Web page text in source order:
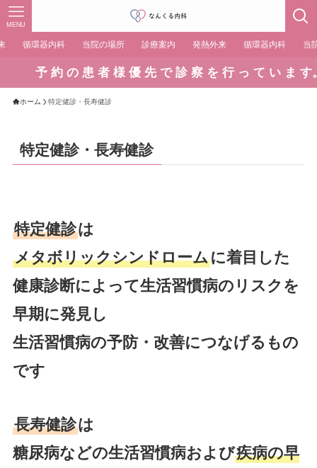
MENU
循環器内科 当院の場所 診療案内 発熱外来 循環器内科 当
予 約 の 患 者 様 優 先 で 診 察 を 行 っ て い ま す
ホーム 特定健診・長寿健診
特定健診・長寿健診
特定健診は
メタボリックシンドロームに着目した
健康診断によって生活習慣病のリスクを
早期に発見し
生活習慣病の予防・改善につなげるもの
です
長寿健診は
糖尿病などの生活習慣病および疾病の早